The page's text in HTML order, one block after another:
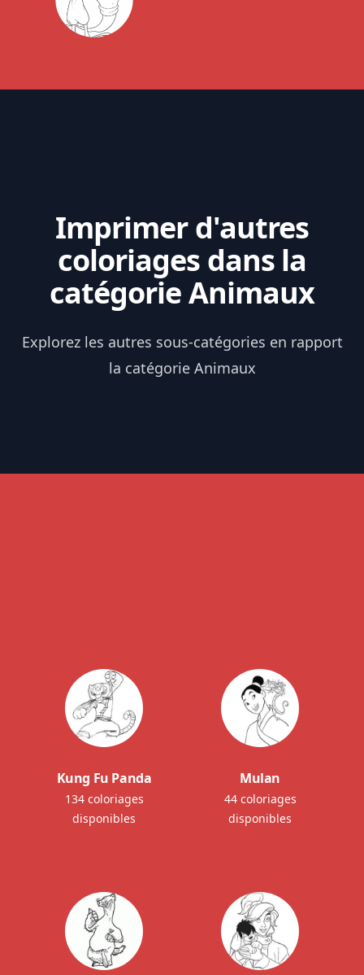
Imprimer d'autres
coloriages dans la
catégorie Animaux
Explorez les autres sous-catégories en rapport
la catégorie Animaux
Kung Fu Panda
134 coloriages
disponibles
Mulan
44 coloriages
disponibles